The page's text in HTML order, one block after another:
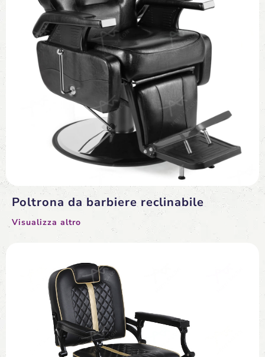
Poltrona da barbiere reclinabile
Visualizza altro